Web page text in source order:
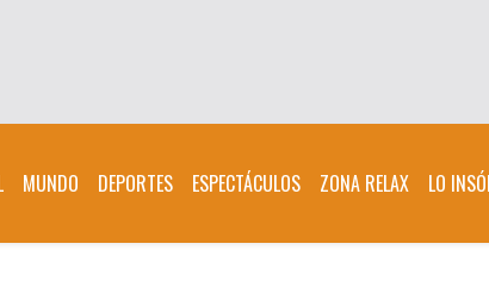
MUNDO DEPORTES ESPECTÁCULOS ZONA RELAX LO